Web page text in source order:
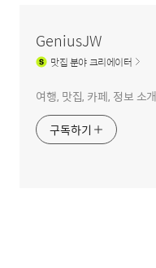
GeniusJW
맛집분야 크리에이터
여행, 맛집, 카페, 정보 소
구독하기